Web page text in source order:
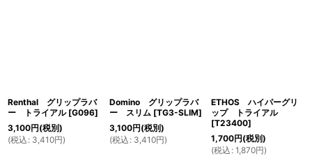
Renthal グリップラバ
ー トライアル [G096]
3,100円(税別)
(税込 : 3,410円)
Domino グリップラバ
ー スリム [TG3-SLIM]
3,100円(税別)
(税込 : 3,410円)
ETHOS ハイパーグリ
ップ トライアル
[T23400]
1,700円(税別)
(税込 : 1,870円)